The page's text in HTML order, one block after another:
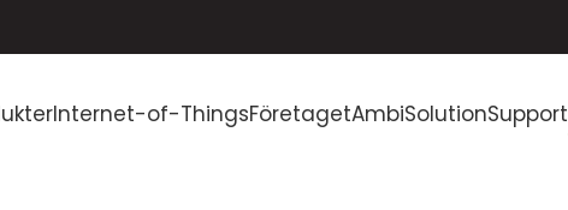
Internet-of-ThingsFöretagetAmbiSolutionSupport